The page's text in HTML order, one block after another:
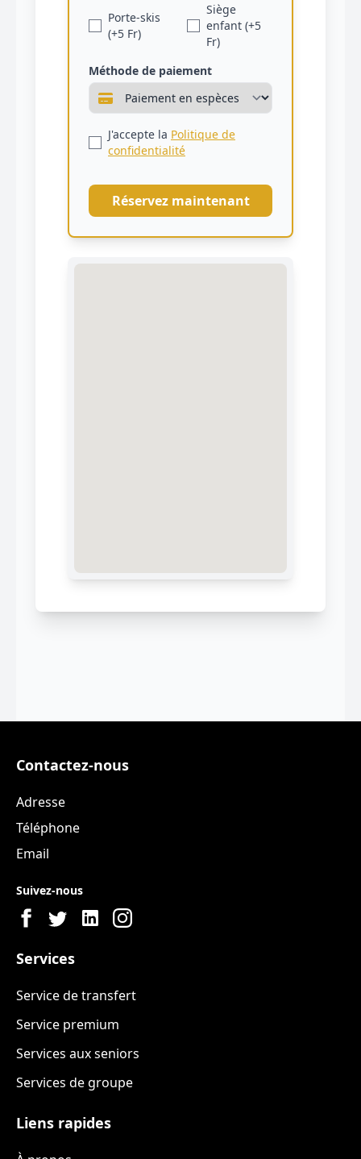
Porte-skis
(+5 Fr)
Siège
enfant (+5
Fr)
Méthode de paiement
J'accepte la Politique de
confidentialité
Réservez maintenant
Contactez-nous
Adresse
Téléphone
Email
Suivez-nous
Services
Service de transfert
Service premium
Services aux seniors
Services de groupe
Liens rapides